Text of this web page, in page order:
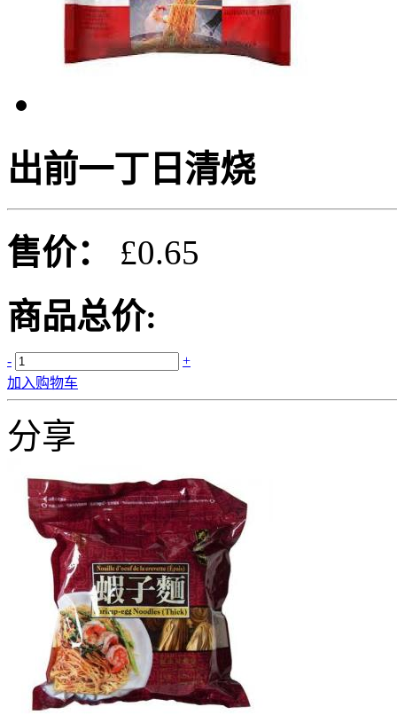
出前一丁日清烧
售价：
£0.65
商品总价:
-
+
加入购物车
分享